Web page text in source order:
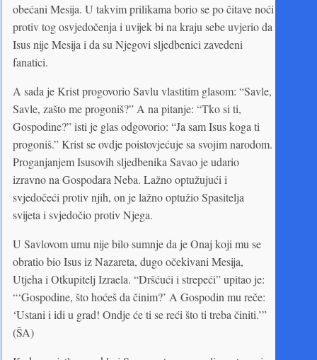
obećani Mesija. U takvim prilikama borio se po čitave noći
protiv tog osvjedočenja i uvijek bi na kraju sebe uvjerio da
Isus nije Mesija i da su Njegovi sljedbenici zavedeni
fanatici.
A sada je Krist progovorio Savlu vlastitim glasom: “Savle,
Savle, zašto me progoniš?” A na pitanje: “Tko si ti,
Gospodine?” isti je glas odgovorio: “Ja sam Isus koga ti
progoniš.” Krist se ovdje poistovjećuje sa svojim narodom.
Proganjanjem Isusovih sljedbenika Savao je udario
izravno na Gospodara Neba. Lažno optužujući i
svjedočeći protiv njih, on je lažno optužio Spasitelja
svijeta i svjedočio protiv Njega.
U Savlovom umu nije bilo sumnje da je Onaj koji mu se
obratio bio Isus iz Nazareta, dugo očekivani Mesija,
Utjeha i Otkupitelj Izraela. “Dršćući i strepeći” upitao je:
“‘Gospodine, što hoćeš da činim?’ A Gospodin mu reče:
‘Ustani i idi u grad! Ondje će ti se reći što ti treba činiti.’”
(ŠA)